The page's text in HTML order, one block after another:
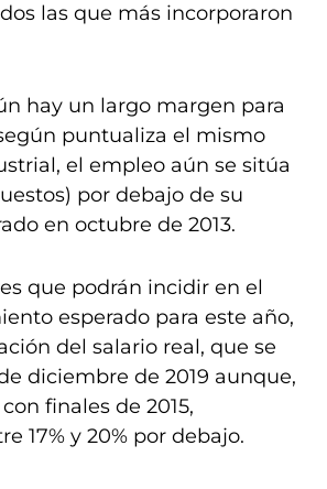
las que más incorporaron
hay un largo margen para
puntualiza el mismo
el empleo aún se sitúa
por debajo de su
en octubre de 2013.
que podrán incidir en el
esperado para este año,
del salario real, que se
diciembre de 2019 aunque,
finales de 2015,
17% y 20% por debajo.